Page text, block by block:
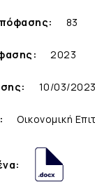
83
2023
10/03/2023
Οικονομική